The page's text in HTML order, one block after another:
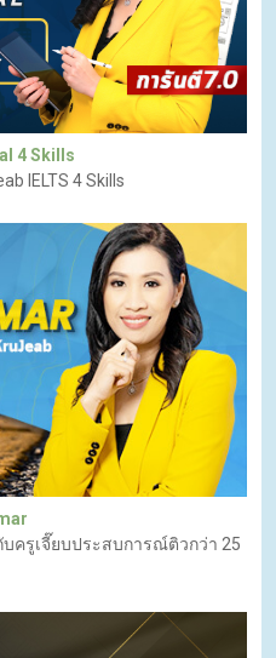
4 Skills
IELTS 4 Skills
บครูเจี๊ยบประสบการณ์ติวกว่า 25